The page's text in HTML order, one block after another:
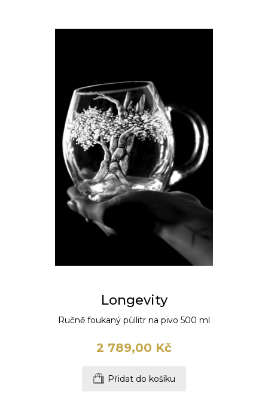
Longevity
Ručně foukaný půllitr na pivo 500 ml
2 789,00 Kč
Přidat do košíku